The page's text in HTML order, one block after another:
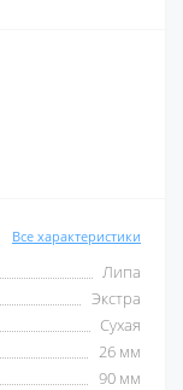
Все характеристики
Липа
Экстра
Сухая
26 мм
90 мм